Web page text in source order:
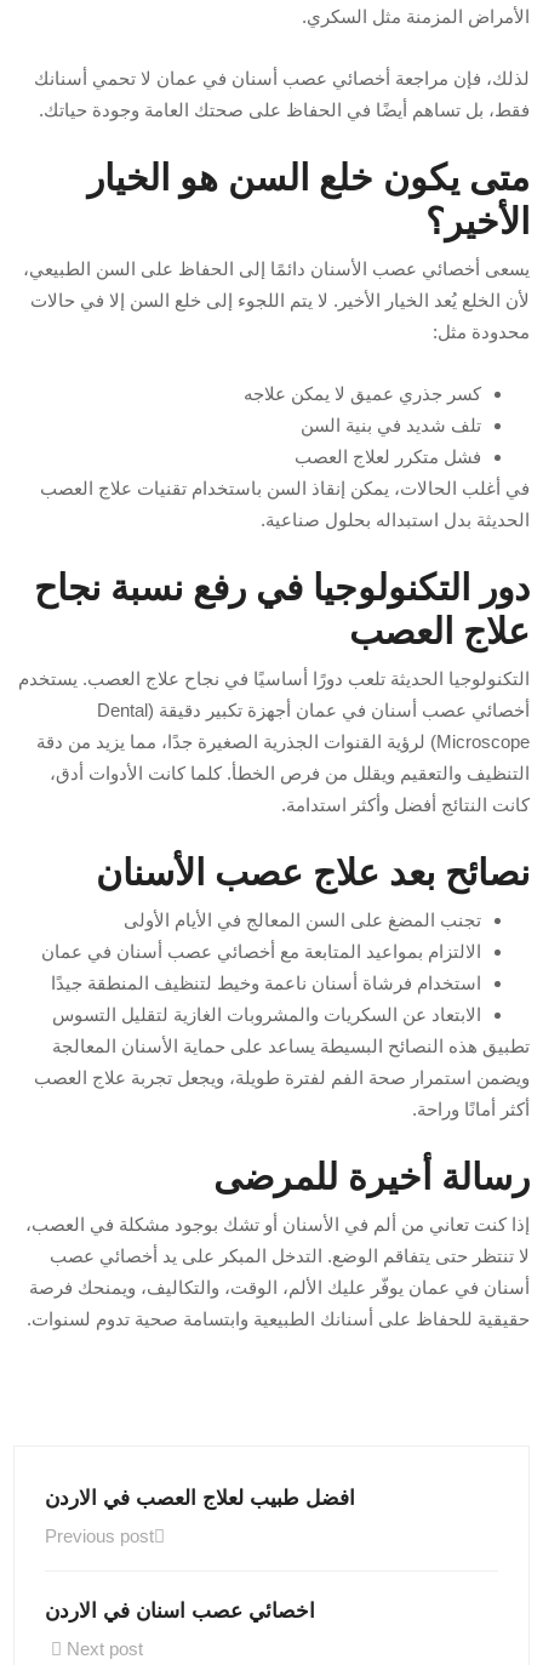
الأمراض المزمنة مثل السكري.
لذلك، فإن مراجعة أخصائي عصب أسنان في عمان لا تحمي أسنانك
فقط، بل تساهم أيضًا في الحفاظ على صحتك العامة وجودة حياتك.
متى يكون خلع السن هو الخيار
الأخير؟
يسعى أخصائي عصب الأسنان دائمًا إلى الحفاظ على السن الطبيعي،
لأن الخلع يُعد الخيار الأخير. لا يتم اللجوء إلى خلع السن إلا في حالات
محدودة مثل:
كسر جذري عميق لا يمكن علاجه
تلف شديد في بنية السن
فشل متكرر لعلاج العصب
في أغلب الحالات، يمكن إنقاذ السن باستخدام تقنيات علاج العصب
الحديثة بدل استبداله بحلول صناعية.
دور التكنولوجيا في رفع نسبة نجاح
علاج العصب
التكنولوجيا الحديثة تلعب دورًا أساسيًا في نجاح علاج العصب. يستخدم
أخصائي عصب أسنان في عمان أجهزة تكبير دقيقة (Dental
Microscope) لرؤية القنوات الجذرية الصغيرة جدًا، مما يزيد من دقة
التنظيف والتعقيم ويقلل من فرص الخطأ. كلما كانت الأدوات أدق،
كانت النتائج أفضل وأكثر استدامة.
نصائح بعد علاج عصب الأسنان
تجنب المضغ على السن المعالج في الأيام الأولى
الالتزام بمواعيد المتابعة مع أخصائي عصب أسنان في عمان
استخدام فرشاة أسنان ناعمة وخيط لتنظيف المنطقة جيدًا
الابتعاد عن السكريات والمشروبات الغازية لتقليل التسوس
تطبيق هذه النصائح البسيطة يساعد على حماية الأسنان المعالجة
ويضمن استمرار صحة الفم لفترة طويلة، ويجعل تجربة علاج العصب
أكثر أمانًا وراحة.
رسالة أخيرة للمرضى
إذا كنت تعاني من ألم في الأسنان أو تشك بوجود مشكلة في العصب،
لا تنتظر حتى يتفاقم الوضع. التدخل المبكر على يد أخصائي عصب
أسنان في عمان يوفّر عليك الألم، الوقت، والتكاليف، ويمنحك فرصة
حقيقية للحفاظ على أسنانك الطبيعية وابتسامة صحية تدوم لسنوات.
افضل طبيب لعلاج العصب في الاردن
Previous post
اخصائي عصب اسنان في الاردن
Next post